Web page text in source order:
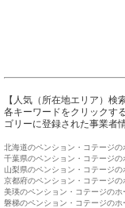
【人気（所在地エリア）検
各キーワードをクリックす
ゴリーに登録された事業者
北海道のペンション・コテージ
千葉県のペンション・コテージ
山梨県のペンション・コテージ
京都府のペンション・コテージ
美瑛のペンション・コテージのホ
磐梯のペンション・コテージのホ